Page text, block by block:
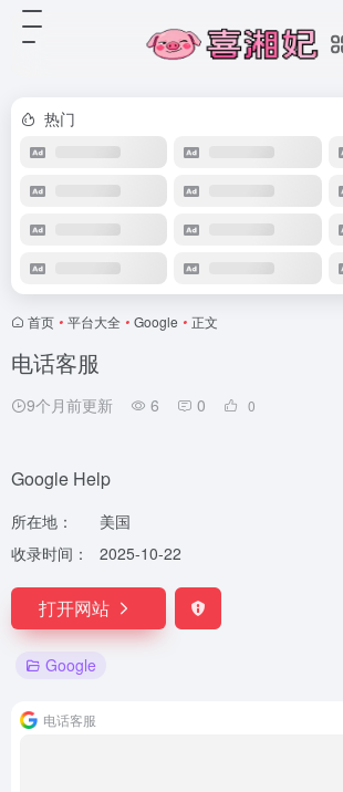
热门
首页 • 平台大全 • Google • 正文
电话客服
9个月前更新 6 0 0
Google Help
所在地：
美国
收录时间：
2025-10-22
打开网站
Google
电话客服